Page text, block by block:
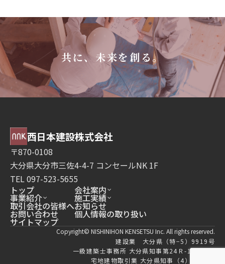
共に、未来を創る。
西日本建設株式会社
〒870-0108
大分県大分市三佐4-4-7 コンセールNK 1F
TEL 097-523-5655
トップ
事業紹介
取引会社の皆様へ
お問い合わせ
サイトマップ
会社案内
施工実績
お知らせ
個人情報の取り扱い
Copyright© NISHINIHON KENSETSU Inc. All rights reserved.
建設業 大分県（特−5）9919号
一級建築士事務所 大分県知事第24Ｒ-12313号
宅地建物取引業 大分県知事（4）2859号